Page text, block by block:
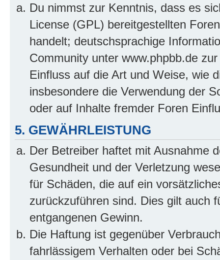
Du nimmst zur Kenntnis, dass es
License (GPL) bereitgestellten
handelt; deutschsprachige
Community unter www.phpbb.de
Einfluss auf die Art und Weise, wie
insbesondere die Verwendung der
oder auf Inhalte fremder Foren
5. GEWÄHRLEISTUNG
Der Betreiber haftet mit Ausnahme
Gesundheit und der Verletzung
für Schäden, die auf ein
zurückzuführen sind. Dies gilt auch
entgangenen Gewinn.
Die Haftung ist gegenüber
fahrlässigem Verhalten oder bei